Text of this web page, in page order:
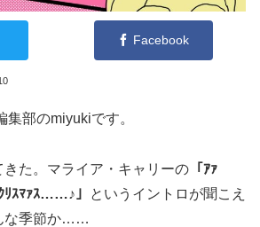
Facebook
部のmiyukiです。
た。マライア・キャリーの 「ｱｧ
ﾘｽﾏｧｽ……♪」
というイントロが聞こえ
な季節か……